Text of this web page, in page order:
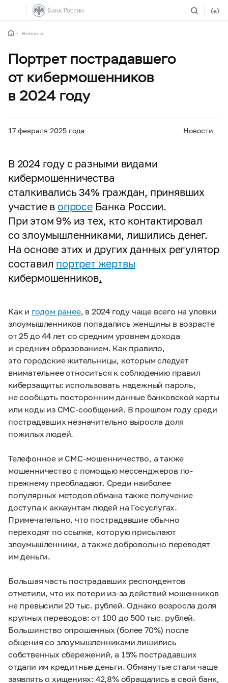
Новости
Портрет пострадавшего
от кибермошенников
в 2024 году
17 февраля 2025 года Новости
В 2024 году с разными видами
кибермошенничества
сталкивались 34% граждан, принявших
участие в опросеБанка России.
При этом 9% из тех, кто контактировал
со злоумышленниками, лишились денег.
На основе этих и других данных регулятор
составил портрет жертвы
кибермошенников.
Как и годом ранее, в 2024 году чаще всего на уловки
злоумышленников попадались женщины в возрасте
от 25 до 44 лет со средним уровнем дохода
и средним образованием. Как правило,
это городские жительницы, которым следует
внимательнее относиться к соблюдению правил
киберзащиты: использовать надежный пароль,
не сообщать посторонним данные банковской карты
или коды из СМС-сообщений. В прошлом году среди
пострадавших незначительно выросла доля
пожилых людей.
Телефонное и СМС-мошенничество, а также
мошенничество с помощью мессенджеров по-
прежнему преобладают. Среди наиболее
популярных методов обмана также получение
доступа к аккаунтам людей на Госуслугах.
Примечательно, что пострадавшие обычно
переходят по ссылке, которую присылают
злоумышленники, а также добровольно переводят
им деньги.
Большая часть пострадавших респондентов
отметили, что их потери из-за действий мошенников
не превысили 20 тыс. рублей. Однако возросла доля
крупных переводов: от 100 до 500 тыс. рублей.
Большинство опрошенных (более 70%) после
общения со злоумышленниками лишились
собственных сбережений, а 15% пострадавших
отдали им кредитные деньги. Обманутые стали чаще
заявлять о хищениях: 42,8% обращались в свой банк,